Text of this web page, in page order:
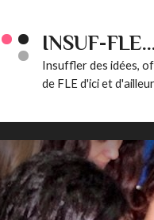
INSUF-
Insuffler des idées,
de FLE d'ici et